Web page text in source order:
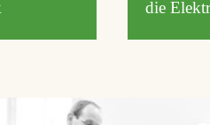
die